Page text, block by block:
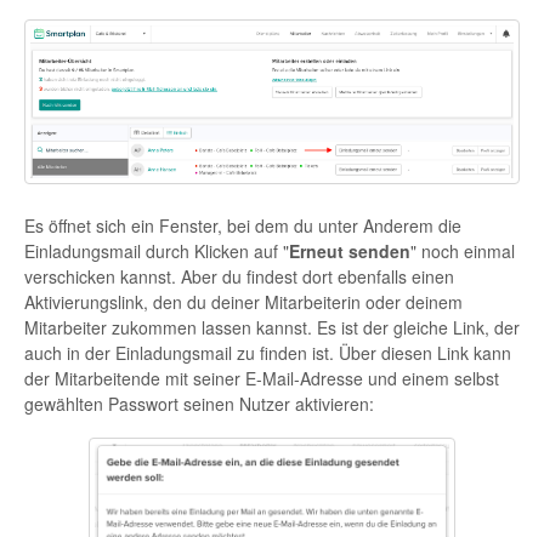
Es öffnet sich ein Fenster, bei dem du unter Anderem die
Einladungsmail durch Klicken auf "Erneut senden" noch einmal
verschicken kannst. Aber du findest dort ebenfalls einen
Aktivierungslink, den du deiner Mitarbeiterin oder deinem
Mitarbeiter zukommen lassen kannst. Es ist der gleiche Link, der
auch in der Einladungsmail zu finden ist. Über diesen Link kann
der Mitarbeitende mit seiner E-Mail-Adresse und einem selbst
gewählten Passwort seinen Nutzer aktivieren: